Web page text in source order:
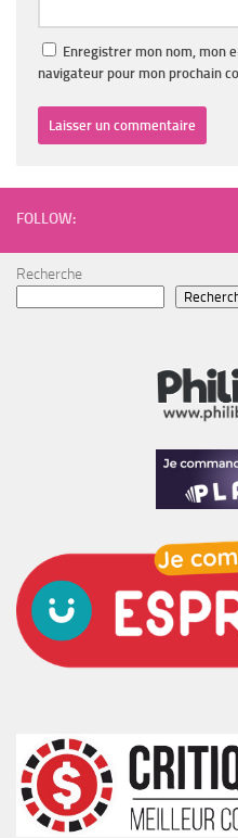
Enregistrer mon nom, mon
navigateur pour mon prochain
FOLLOW:
Recherche